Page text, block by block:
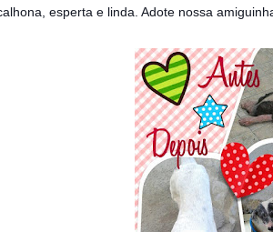
esperta e linda. Adote nossa